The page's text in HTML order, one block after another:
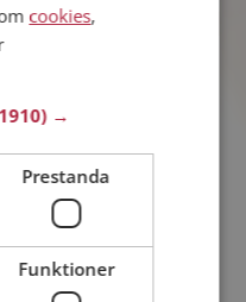
i Stockholms län
- 45 år
se vad Jeanette gillar
Kanske en
som du?
cookies,
→
Prestanda
Funktioner